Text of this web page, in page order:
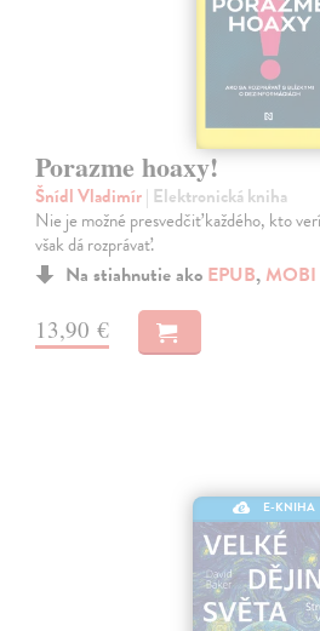
Porazme hoaxy!
Šnídl Vladimír| Elektronická kniha
Nie je možné presvedčiť každého, kto
však dá rozprávať.
Na stiahnutie ako EPUB, MOBI
13,90 €
E-KNIHA